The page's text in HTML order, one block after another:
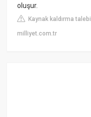
oluşur.
Kaynak kaldırma talebi
milliyet.com.tr